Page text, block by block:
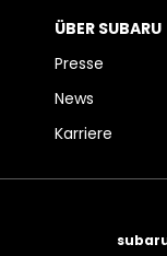
ÜBER SUBARU
Presse
News
Karriere